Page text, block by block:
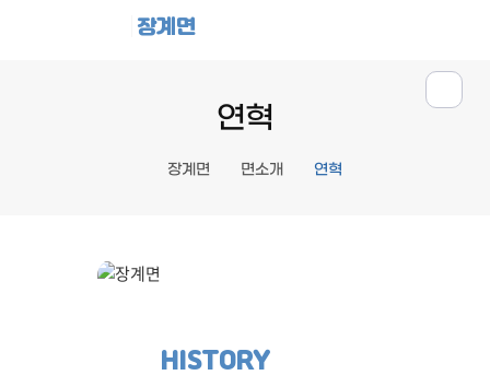
장계면
연혁
장계면 면소개 연혁
HISTORY